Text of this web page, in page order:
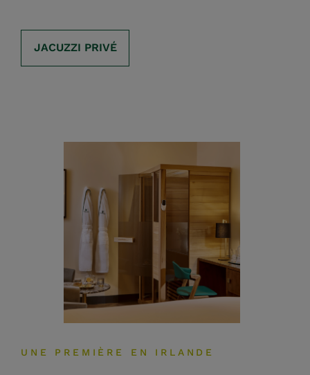
JACUZZI PRIVÉ
UNE PREMIÈRE EN IRLANDE